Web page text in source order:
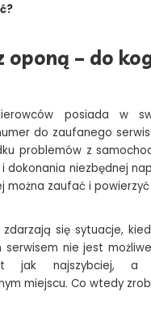
oponą – do
posiada w
do zaufanego
problemów z
dokonania niezbędnej
można zaufać i
się sytuacje,
serwisem nie jest
jak najszybciej, a
miejscu. Co wtedy